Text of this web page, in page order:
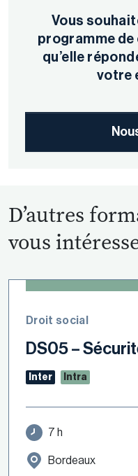
Vous
programme
qu’elle
votre
D’autres
vous
Droit social
DS05 –
Inter Intra
7 h
Bordeaux